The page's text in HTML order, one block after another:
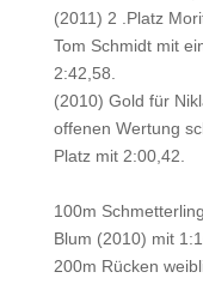
(2011) 2 .Platz
Tom Schmidt mit
2:42,58.
(2010) Gold für
offenen Wertung
Platz mit 2:00,42.
100m
Blum (2010) mit
200m Rücken